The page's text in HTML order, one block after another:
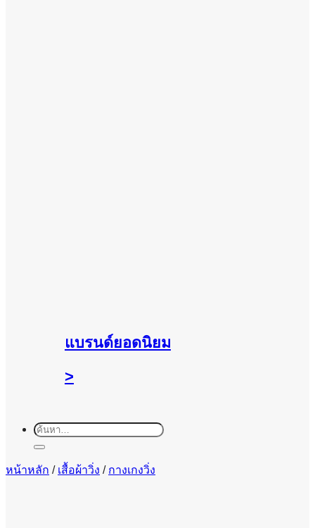
แบรนด์ยอดนิยม
>
ค้นหา:
หน้าหลัก / เสื้อผ้าวิ่ง / กางเกงวิ่ง